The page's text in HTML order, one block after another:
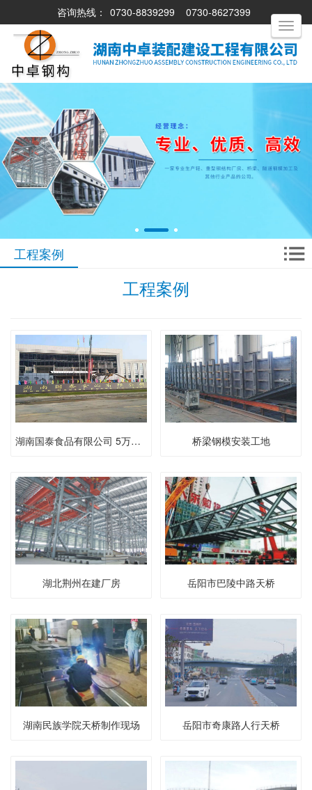
咨询热线： 0730-8839299 0730-8627399
工程案例
工程案例
湖南国泰食品有限公司 5万平方钢结构工程 桥梁钢模安装工地
湖北荆州在建厂房 岳阳市巴陵中路天桥
湖南民族学院天桥制作现场 岳阳市奇康路人行天桥
Toggle